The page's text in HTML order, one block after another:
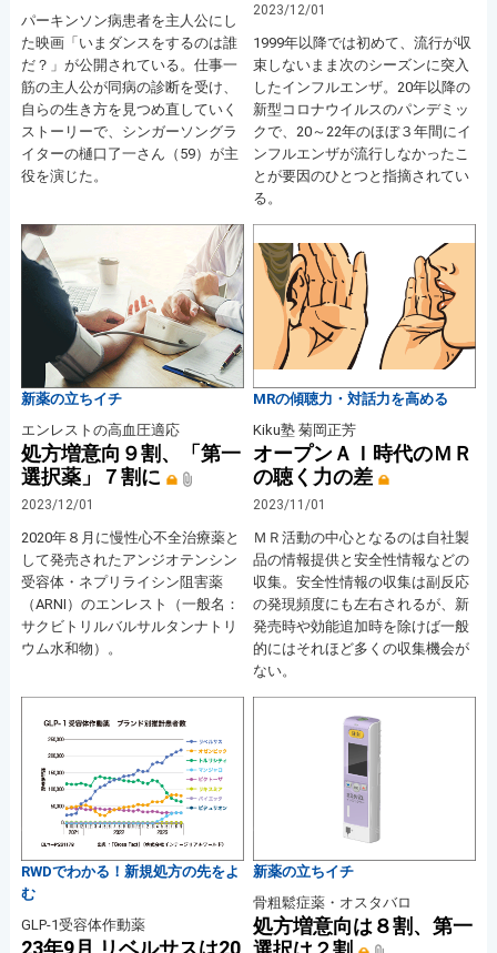
パーキンソン病患者を主人公にし
た映画「いまダンスをするのは誰
だ？」が公開されている。仕事一
筋の主人公が同病の診断を受け、
自らの生き方を見つめ直していく
ストーリーで、シンガーソングラ
イターの樋口了一さん（59）が主
役を演じた。
2023/12/01
1999年以降では初めて、流行が収
束しないまま次のシーズンに突入
したインフルエンザ。20年以降の
新型コロナウイルスのパンデミッ
クで、20～22年のほぼ３年間にイ
ンフルエンザが流行しなかったこ
とが要因のひとつと指摘されてい
る。
新薬の立ちイチ
エンレストの高血圧適応
処方増意向９割、「第一
選択薬」７割に
2023/12/01
2020年８月に慢性心不全治療薬と
して発売されたアンジオテンシン
受容体・ネプリライシン阻害薬
（ARNI）のエンレスト（一般名：
サクビトリルバルサルタンナトリ
ウム水和物）。
MRの傾聴力・対話力を高める
Kiku塾 菊岡正芳
オープンＡＩ時代のＭＲ
の聴く力の差
2023/11/01
ＭＲ活動の中心となるのは自社製
品の情報提供と安全性情報などの
収集。安全性情報の収集は副反応
の発現頻度にも左右されるが、新
発売時や効能追加時を除けば一般
的にはそれほど多くの収集機会が
ない。
RWDでわかる！新規処方の先をよ
む
GLP-1受容体作動薬
23年9月 リベルサスは20
新薬の立ちイチ
骨粗鬆症薬・オスタバロ
処方増意向は８割、第一